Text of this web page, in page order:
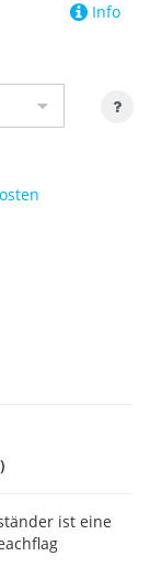
Info
ist eine